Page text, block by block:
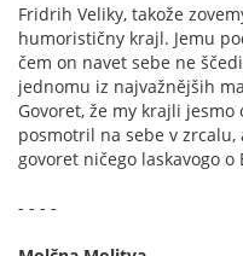
Fridrih Veliky, takože
humorističny krajl. Jemu
čem on navet sebe ne
jednomu iz najvažnějših
Govoret, že my krajli jesmo
posmotril na sebe v
govoret ničego laskavogo o
- - - -